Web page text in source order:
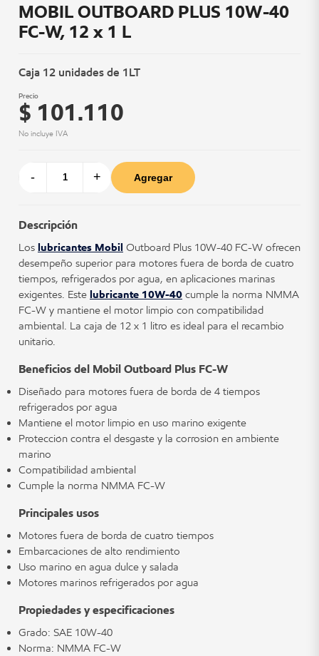
MOBIL OUTBOARD PLUS 10W-40
FC-W, 12 x 1 L
Caja 12 unidades de 1LT
Precio
$ 101.110
No incluye IVA
- + Agregar
Descripción
Los lubricantes Mobil Outboard Plus 10W-40 FC-W ofrecen
desempeño superior para motores fuera de borda de cuatro
tiempos, refrigerados por agua, en aplicaciones marinas
exigentes. Este lubricante 10W-40 cumple la norma NMMA
FC-W y mantiene el motor limpio con compatibilidad
ambiental. La caja de 12 x 1 litro es ideal para el recambio
unitario.
Beneficios del Mobil Outboard Plus FC-W
Diseñado para motores fuera de borda de 4 tiempos
refrigerados por agua
Mantiene el motor limpio en uso marino exigente
Protección contra el desgaste y la corrosión en ambiente
marino
Compatibilidad ambiental
Cumple la norma NMMA FC-W
Principales usos
Motores fuera de borda de cuatro tiempos
Embarcaciones de alto rendimiento
Uso marino en agua dulce y salada
Motores marinos refrigerados por agua
Propiedades y especificaciones
Grado: SAE 10W-40
Norma: NMMA FC-W